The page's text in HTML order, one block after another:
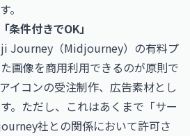
。
条件付きでOK」
Journey（Midjourney）の有料プ
画像を商用利用できるのが原則で
イコンの受注制作、広告素材とし
。ただし、これはあくまで「サー
社との関係において許可さ